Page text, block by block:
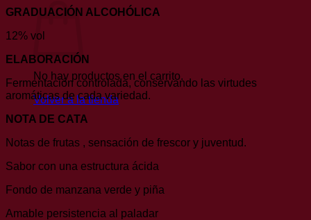
No hay productos en el carrito.
Volver a la tienda
GRADUACIÓN ALCOHÓLICA
12% vol
ELABORACIÓN
Fermentación controlada, conservando las virtudes
aromáticas de cada variedad.
NOTA DE CATA
Notas de frutas , sensación de frescor y juventud.
Sabor con una estructura ácida
Fondo de manzana verde y piña
Amable persistencia al paladar